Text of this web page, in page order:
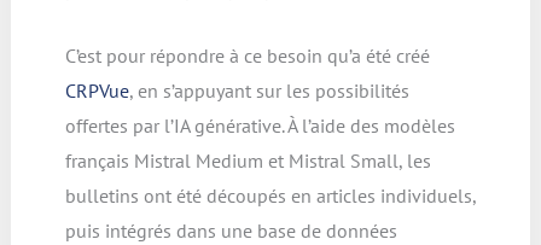
C’est pour répondre à ce besoin qu’a été créé
CRPVue, en s’appuyant sur les possibilités
offertes par l’IA générative. À l’aide des modèles
français Mistral Medium et Mistral Small, les
bulletins ont été découpés en articles individuels,
puis intégrés dans une base de données